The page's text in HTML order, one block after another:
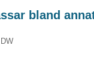
bland